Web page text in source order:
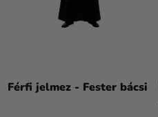
Férfi jelmez - Fester bácsi